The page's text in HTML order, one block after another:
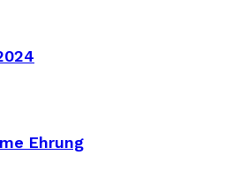
Ehrung